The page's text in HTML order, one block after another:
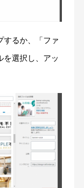
するか、「ファ
を選択し、アッ